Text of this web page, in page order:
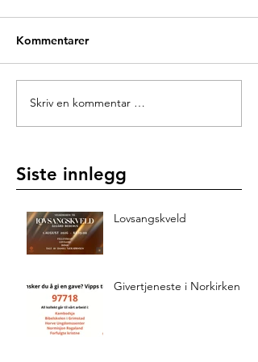
Kommentarer
Skriv en kommentar …
Siste innlegg
Lovsangskveld
Givertjeneste i Norkirken